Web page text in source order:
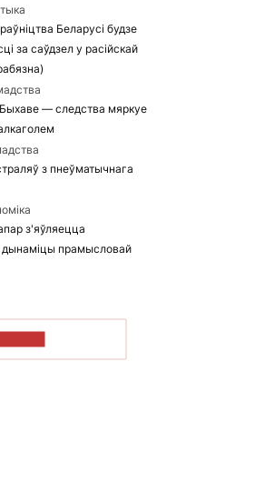
Беларусі будзе
за саўдзел у расійскай
— следства мяркуе
з пнеўматычнага
з'яўляецца
прамысловай